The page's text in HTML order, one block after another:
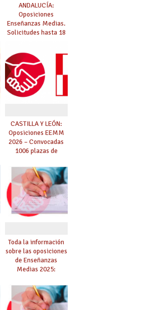
ANDALUCÍA:
Oposiciones
Enseñanzas Medias.
Solicitudes hasta 18
CASTILLA Y LEÓN:
Oposiciones EEMM
2026 – Convocadas
1006 plazas de
Conservatorios
(solicitudes del 15 de
enero al 4 de febrero)
Toda la información
sobre las oposiciones
de Enseñanzas
Medias 2025:
DEFINITIVO DE
ASPIRANTES
SELECCIONADOS